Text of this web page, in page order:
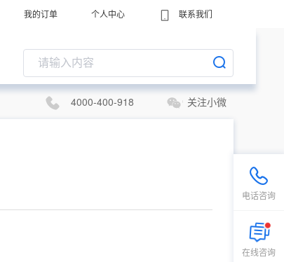
我的订单 个人中心 联系我们
4000-400-918 关注小微
电话咨询
在线咨询